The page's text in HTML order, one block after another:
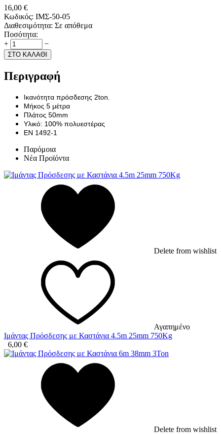
16,00 €
Κωδικός: ΙΜΣ-50-05
Διαθεσιμότητα: Σε απόθεμα
Ποσότητα:
+
−
ΣΤΟ ΚΑΛΑΘΙ
Περιγραφή
Ικανότητα πρόσδεσης 2ton.
Μήκος 5 μέτρα
Πλάτος 50mm
Υλικό: 100% πολυεστέρας
ΕΝ 1492-1
Παρόμοια
Νέα Προϊόντα
Delete from wishlist
Αγαπημένο
Ιμάντας Πρόσδεσης με Καστάνια 4.5m 25mm 750Kg
6,00 €
Delete from wishlist